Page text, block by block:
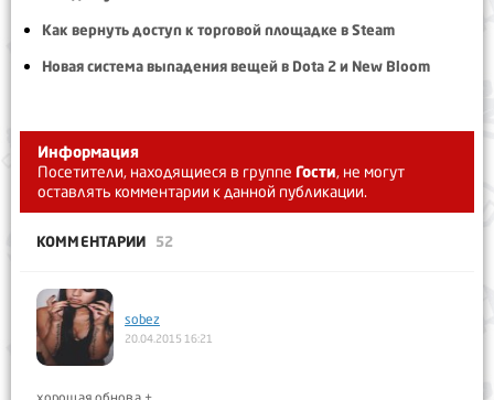
Как вернуть доступ к торговой площадке в Steam
Новая система выпадения вещей в Dota 2 и New Bloom
Информация
Посетители, находящиеся в группе Гости, не могут
оставлять комментарии к данной публикации.
КОММЕНТАРИИ 52
sobez
20.04.2015 16:21